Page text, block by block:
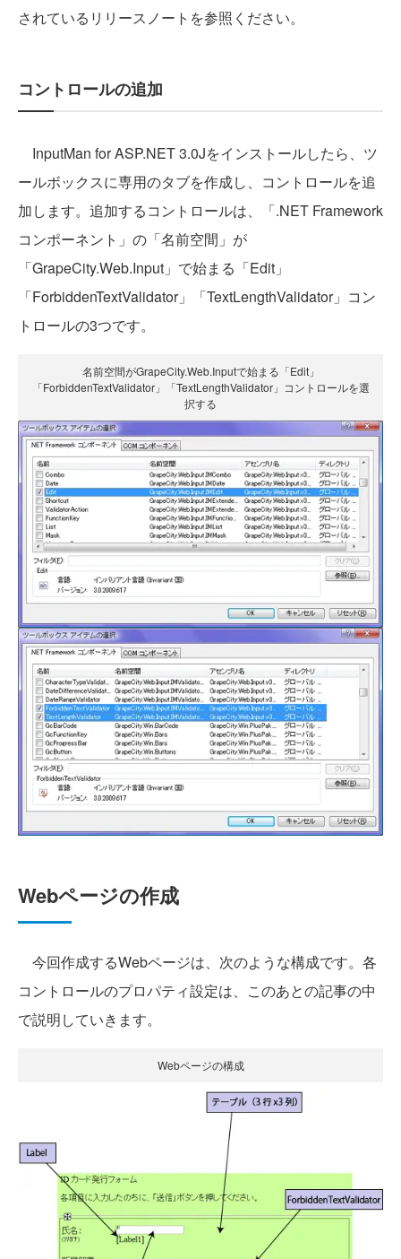
されているリリースノートを参照ください。
コントロールの追加
InputMan for ASP.NET 3.0Jをインストールしたら、ツ
ールボックスに専用のタブを作成し、コントロールを追
加します。追加するコントロールは、「.NET Framework
コンポーネント」の「名前空間」が
「GrapeCity.Web.Input」で始まる「Edit」
「ForbiddenTextValidator」「TextLengthValidator」コン
トロールの3つです。
名前空間がGrapeCity.Web.Inputで始まる「Edit」
「ForbiddenTextValidator」「TextLengthValidator」コントロールを選
択する
Webページの作成
今回作成するWebページは、次のような構成です。各
コントロールのプロパティ設定は、このあとの記事の中
で説明していきます。
Webページの構成